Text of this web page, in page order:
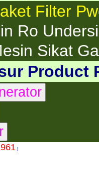
Filter
Ro
Sikat
Product
|